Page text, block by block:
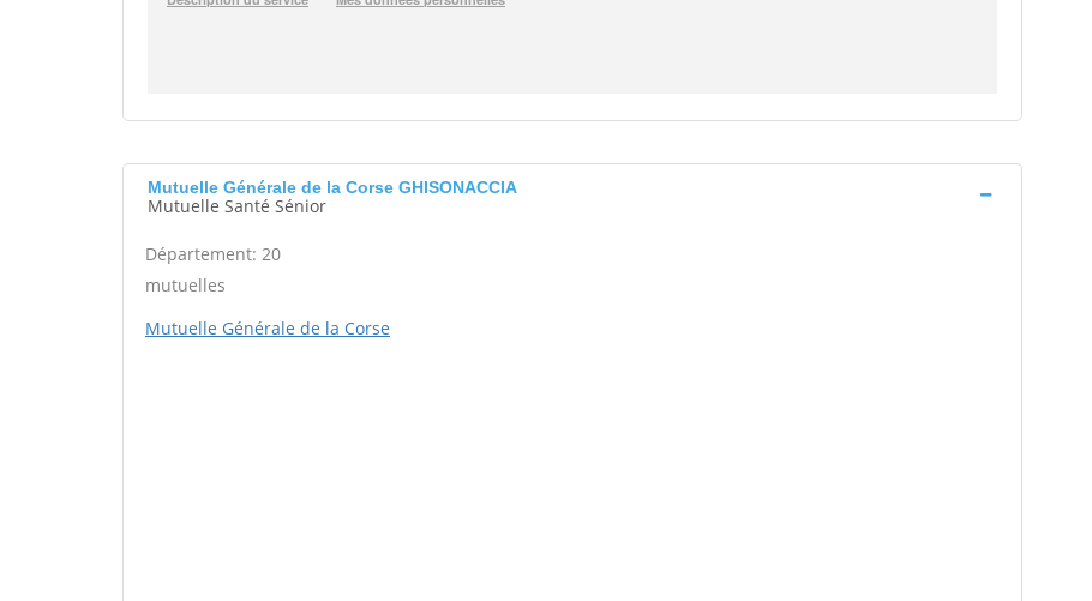
Mutuelle Générale de la Corse GHISONACCIA
Mutuelle Santé Sénior
Département: 20
mutuelles
Mutuelle Générale de la Corse